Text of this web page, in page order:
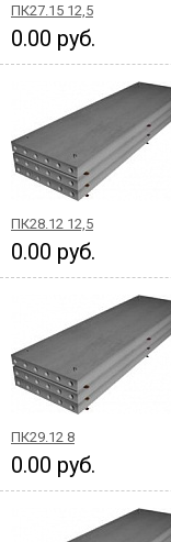
ПК27.15 12,5
0.00 руб.
ПК28.12 12,5
0.00 руб.
ПК29.12 8
0.00 руб.